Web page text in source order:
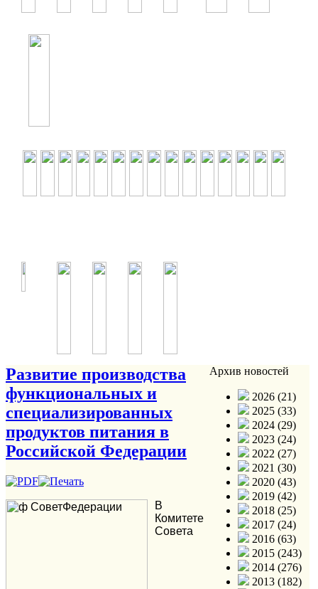
Развитие производства
функциональных и
специализированных
продуктов питания в
Российской Федерации
В
Комитете
Совета
Архив новостей
2026 (21)
2025 (33)
2024 (29)
2023 (24)
2022 (27)
2021 (30)
2020 (43)
2019 (42)
2018 (25)
2017 (24)
2016 (63)
2015 (243)
2014 (276)
2013 (182)